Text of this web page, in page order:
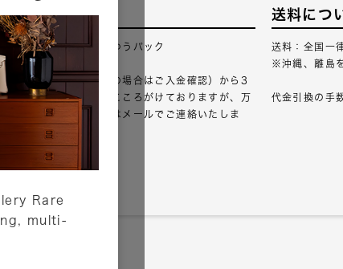
Rare
multi-
配送について
配送業者：佐川急便・ゆうパック
ご注文確認（銀行振込の場合はご入金確認）から3
営業日以内のご出荷をこころがけておりますが、万
が一出荷が遅れる場合はメールでご連絡いたしま
詳しくはこちら
送料につ
送料：全国一
※沖縄、離島
代金引換の手